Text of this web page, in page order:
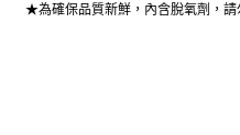
★為確保品質新鮮，內含脫氧劑，請